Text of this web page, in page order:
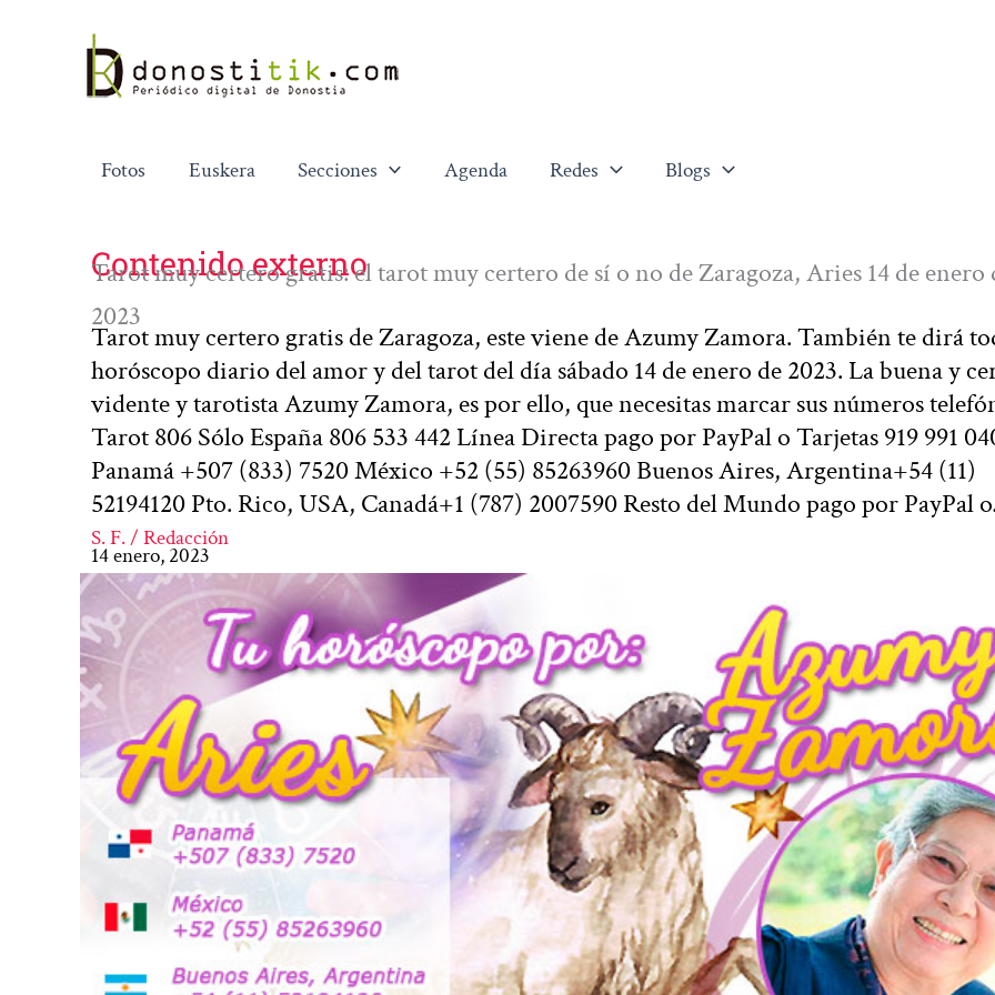
contenido
Fotos Euskera Secciones Agenda Redes Blogs
Contenido externo
Tarot muy certero gratis: el tarot muy certero de sí o no de Zaragoza, Aries 14 de enero
2023
Tarot muy certero gratis de Zaragoza, este viene de Azumy Zamora. También te dirá
horóscopo diario del amor y del tarot del día sábado 14 de enero de 2023. La buena y
vidente y tarotista Azumy Zamora, es por ello, que necesitas marcar sus números
Tarot 806 Sólo España 806 533 442 Línea Directa pago por PayPal o Tarjetas 919 991
Panamá +507 (833) 7520 México +52 (55) 85263960 Buenos Aires, Argentina+54 (11)
52194120 Pto. Rico, USA, Canadá+1 (787) 2007590 Resto del Mundo pago por PayPal
S. F. / Redacción
14 enero, 2023